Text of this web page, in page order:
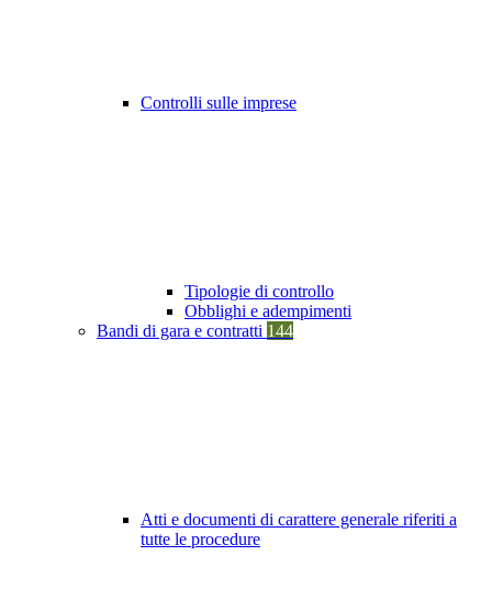
Controlli sulle imprese
Tipologie di controllo
Obblighi e adempimenti
Bandi di gara e contratti 144
Atti e documenti di carattere generale riferiti a
tutte le procedure